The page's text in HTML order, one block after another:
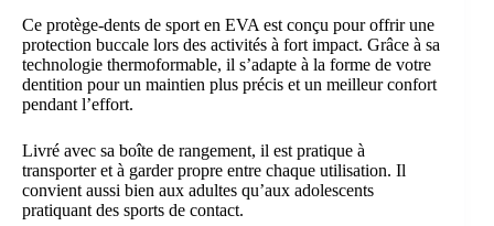
Ce protège-dents de sport en EVA est conçu pour offrir une
protection buccale lors des activités à fort impact. Grâce à sa
technologie thermoformable, il s’adapte à la forme de votre
dentition pour un maintien plus précis et un meilleur confort
pendant l’effort.
Livré avec sa boîte de rangement, il est pratique à
transporter et à garder propre entre chaque utilisation. Il
convient aussi bien aux adultes qu’aux adolescents
pratiquant des sports de contact.